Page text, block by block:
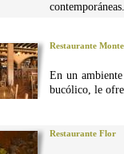
contemporáneas.
Restaurante
En un
bucólico, le
Restaurante Flor